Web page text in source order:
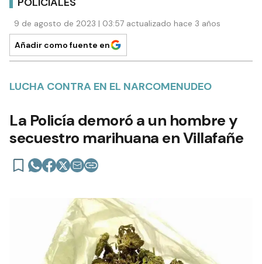
9 de agosto de 2023 | 03:57 actualizado hace 3 años
Añadir como fuente en
LUCHA CONTRA EN EL NARCOMENUDEO
La Policía demoró a un hombre y
secuestro marihuana en Villafañe